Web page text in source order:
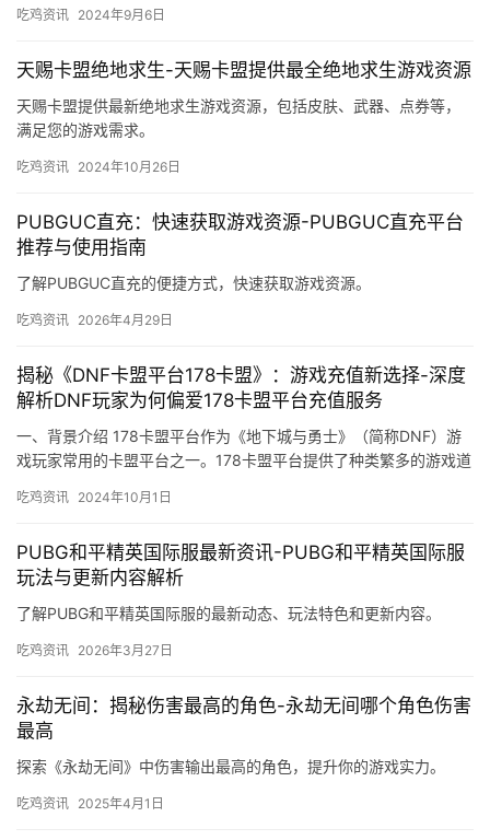
吃鸡资讯 2024年9月6日
天赐卡盟绝地求生-天赐卡盟提供最全绝地求生游戏资源
天赐卡盟提供最新绝地求生游戏资源，包括皮肤、武器、点券等，
满足您的游戏需求。
吃鸡资讯 2024年10月26日
PUBGUC直充：快速获取游戏资源-PUBGUC直充平台
推荐与使用指南
了解PUBGUC直充的便捷方式，快速获取游戏资源。
吃鸡资讯 2026年4月29日
揭秘《DNF卡盟平台178卡盟》：游戏充值新选择-深度
解析DNF玩家为何偏爱178卡盟平台充值服务
一、背景介绍 178卡盟平台作为《地下城与勇士》（简称DNF）游
戏玩家常用的卡盟平台之一。178卡盟平台提供了种类繁多的游戏道
吃鸡资讯 2024年10月1日
PUBG和平精英国际服最新资讯-PUBG和平精英国际服
玩法与更新内容解析
了解PUBG和平精英国际服的最新动态、玩法特色和更新内容。
吃鸡资讯 2026年3月27日
永劫无间：揭秘伤害最高的角色-永劫无间哪个角色伤害
最高
探索《永劫无间》中伤害输出最高的角色，提升你的游戏实力。
吃鸡资讯 2025年4月1日